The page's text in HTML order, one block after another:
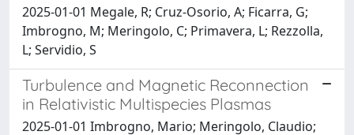
2025-01-01 Megale, R; Cruz-Osorio, A; Ficarra, G;
Imbrogno, M; Meringolo, C; Primavera, L; Rezzolla,
L; Servidio, S
Turbulence and Magnetic Reconnection
in Relativistic Multispecies Plasmas
2025-01-01 Imbrogno, Mario; Meringolo, Claudio;